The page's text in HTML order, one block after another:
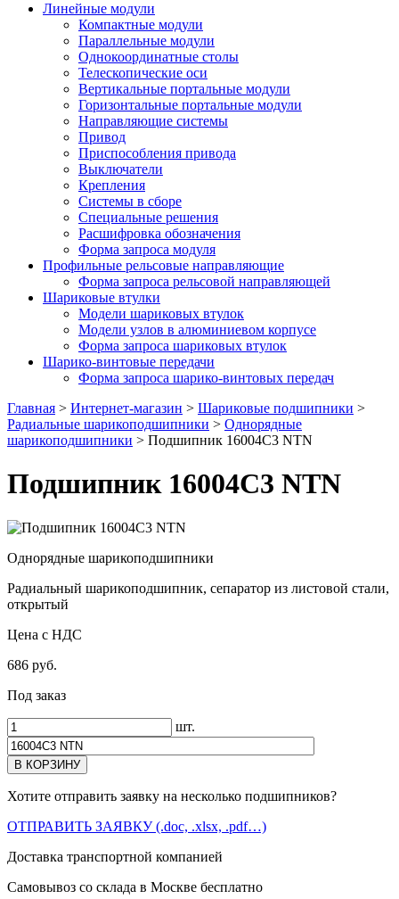
Линейные модули
Компактные модули
Параллельные модули
Однокоординатные столы
Телескопические оси
Вертикальные портальные модули
Горизонтальные портальные модули
Направляющие системы
Привод
Приспособления привода
Выключатели
Крепления
Системы в сборе
Специальные решения
Расшифровка обозначения
Форма запроса модуля
Профильные рельсовые направляющие
Форма запроса рельсовой направляющей
Шариковые втулки
Модели шариковых втулок
Модели узлов в алюминиевом корпусе
Форма запроса шариковых втулок
Шарико-винтовые передачи
Форма запроса шарико-винтовых передач
Главная > Интернет-магазин > Шариковые подшипники >
Радиальные шарикоподшипники > Однорядные
шарикоподшипники > Подшипник 16004C3 NTN
Подшипник 16004C3 NTN
Однорядные шарикоподшипники
Радиальный шарикоподшипник, сепаратор из листовой стали,
открытый
Цена с НДС
686 руб.
Под заказ
шт.
Хотите отправить заявку на несколько подшипников?
ОТПРАВИТЬ ЗАЯВКУ (.doc, .xlsx, .pdf…)
Доставка транспортной компанией
Самовывоз со склада в Москве бесплатно